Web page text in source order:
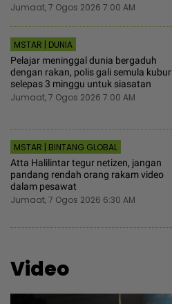
Jumaat, 7 Ogos 2026 7:00 AM
MSTAR | DUNIA
Pelajar meninggal dunia bergaduh
dengan rakan, polis gali semula kubur
selepas 3 minggu untuk siasatan
Jumaat, 7 Ogos 2026 7:00 AM
MSTAR | BINTANG GLOBAL
Atta Halilintar tegur netizen, jangan
pandang rendah orang rakam video
dalam pesawat
Jumaat, 7 Ogos 2026 6:30 AM
Video